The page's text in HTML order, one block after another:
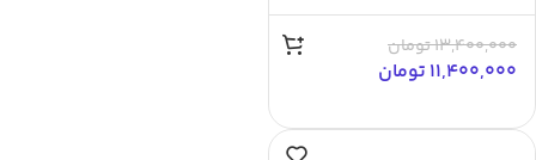
13,400,000تومان
11,400,000 تومان